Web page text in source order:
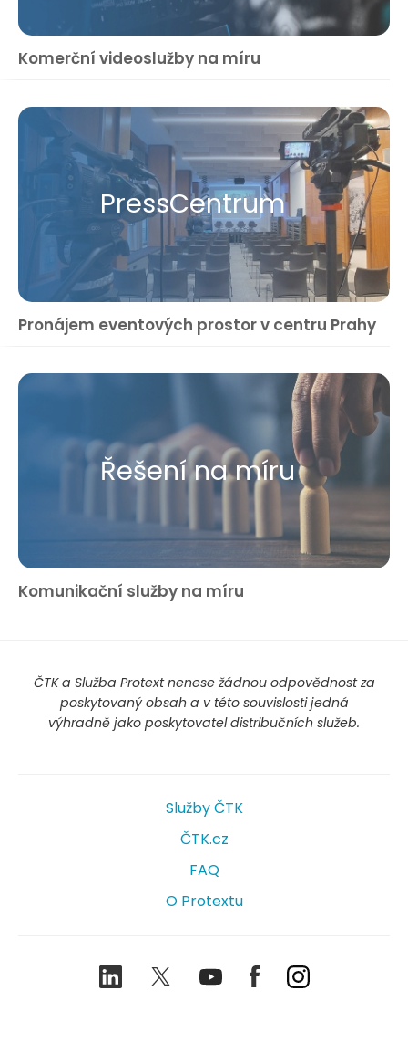
Komerční videoslužby na míru
Press​Centrum
Pronájem eventových prostor v centru Prahy
Řešení na míru
Komunikační služby na míru
ČTK a Služba Protext nenese žádnou odpovědnost za
poskytovaný obsah a v této souvislosti jedná
výhradně jako poskytovatel distribučních služeb.
Služby ČTK
ČTK.cz
FAQ
O Protextu
LinkedIn TwitterYoutubeFacebookInstagram